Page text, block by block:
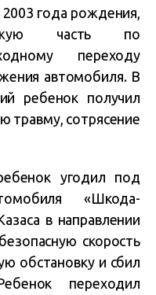
года рождения,
часть по
переходу
автомобиля. В
ребенок получил
травму, сотрясение
угодил под
«Шкода-
в направлении
скорость
обстановку и сбил
переходил